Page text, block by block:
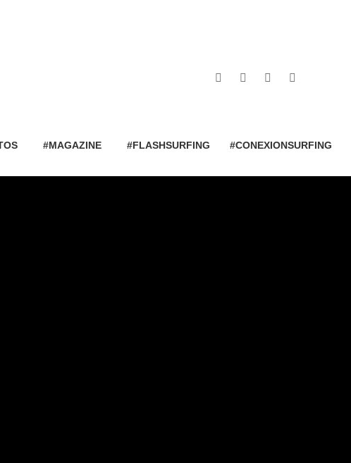
#MAGAZINE #FLASHSURFING #CONEXIONSURFING